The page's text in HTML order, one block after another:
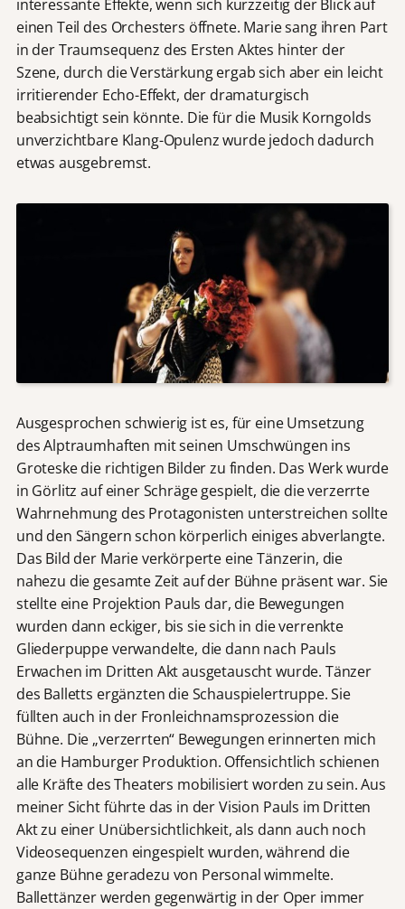
interessante Effekte, wenn sich kurzzeitig der Blick auf
einen Teil des Orchesters öffnete. Marie sang ihren Part
in der Traumsequenz des Ersten Aktes hinter der
Szene, durch die Verstärkung ergab sich aber ein leicht
irritierender Echo-Effekt, der dramaturgisch
beabsichtigt sein könnte. Die für die Musik Korngolds
unverzichtbare Klang-Opulenz wurde jedoch dadurch
etwas ausgebremst.
Ausgesprochen schwierig ist es, für eine Umsetzung
des Alptraumhaften mit seinen Umschwüngen ins
Groteske die richtigen Bilder zu finden. Das Werk wurde
in Görlitz auf einer Schräge gespielt, die die verzerrte
Wahrnehmung des Protagonisten unterstreichen sollte
und den Sängern schon körperlich einiges abverlangte.
Das Bild der Marie verkörperte eine Tänzerin, die
nahezu die gesamte Zeit auf der Bühne präsent war. Sie
stellte eine Projektion Pauls dar, die Bewegungen
wurden dann eckiger, bis sie sich in die verrenkte
Gliederpuppe verwandelte, die dann nach Pauls
Erwachen im Dritten Akt ausgetauscht wurde. Tänzer
des Balletts ergänzten die Schauspielertruppe. Sie
füllten auch in der Fronleichnamsprozession die
Bühne. Die „verzerrten“ Bewegungen erinnerten mich
an die Hamburger Produktion. Offensichtlich schienen
alle Kräfte des Theaters mobilisiert worden zu sein. Aus
meiner Sicht führte das in der Vision Pauls im Dritten
Akt zu einer Unübersichtlichkeit, als dann auch noch
Videosequenzen eingespielt wurden, während die
ganze Bühne geradezu von Personal wimmelte.
Ballettänzer werden gegenwärtig in der Oper immer